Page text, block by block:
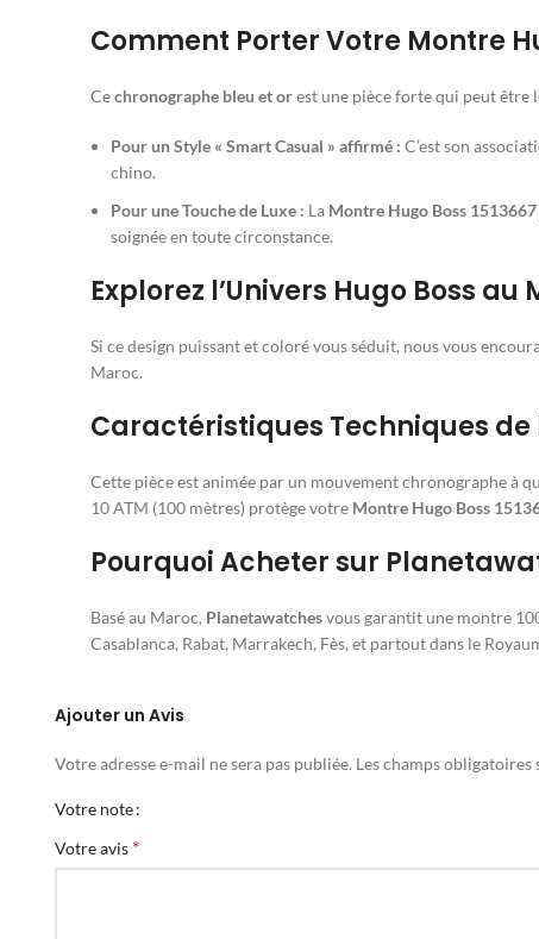
Comment Porter Votre Montre
Cechronographe bleu et orest une pièce forte qui peut être
Pour un Style « Smart Casual » affirmé : C’est son
chino.
Pour une Touche de Luxe : La Montre Hugo Boss 1513667
soignée en toute circonstance.
Explorez l’Univers Hugo Boss au
Si ce design puissant et coloré vous séduit, nous vous
Maroc.
Caractéristiques Techniques de
Cette pièce est animée par un mouvement chronographe à
10 ATM (100 mètres) protège votre Montre Hugo Boss
Pourquoi Acheter sur
Basé au Maroc, Planetawatchesvous garantit une montre
Casablanca, Rabat, Marrakech, Fès, et partout dans le
Ajouter un Avis
Votre adresse e-mail ne sera pas publiée. Les champs obligatoires
Votre note
Votre avis *